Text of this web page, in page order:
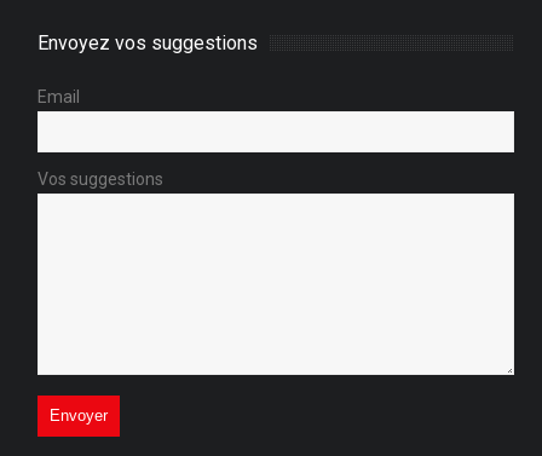
Envoyez vos suggestions
Email
Vos suggestions